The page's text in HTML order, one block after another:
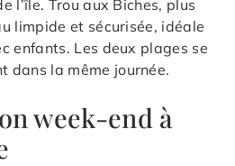
l’île. Trou aux Biches, plus
limpide et sécurisée, idéale
enfants. Les deux plages se
dans la même journée.
week-end à